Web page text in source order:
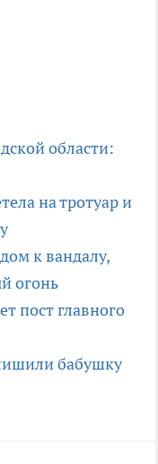
области:
на тротуар и
к вандалу,
огонь
пост главного
бабушку